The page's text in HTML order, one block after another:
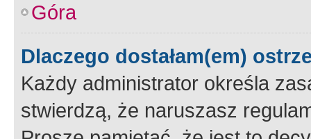
Góra
Dlaczego dostałam(em)
Każdy administrator określa
stwierdzą, że naruszasz